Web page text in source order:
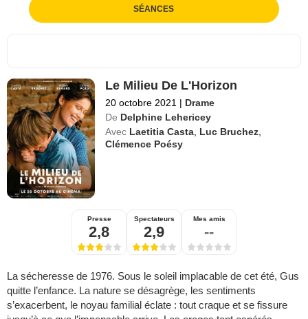
SÉANCES
Le Milieu De L'Horizon
20 octobre 2021 | Drame
De Delphine Lehericey
Avec Laetitia Casta Luc Bruchez
Clémence Poésy
Presse
2,8
Spectateurs
2,9
Mes amis
--
La sécheresse de 1976. Sous le soleil implacable de cet été, Gus
quitte l’enfance. La nature se désagrège, les sentiments
s’exacerbent, le noyau familial éclate : tout craque et se fissure